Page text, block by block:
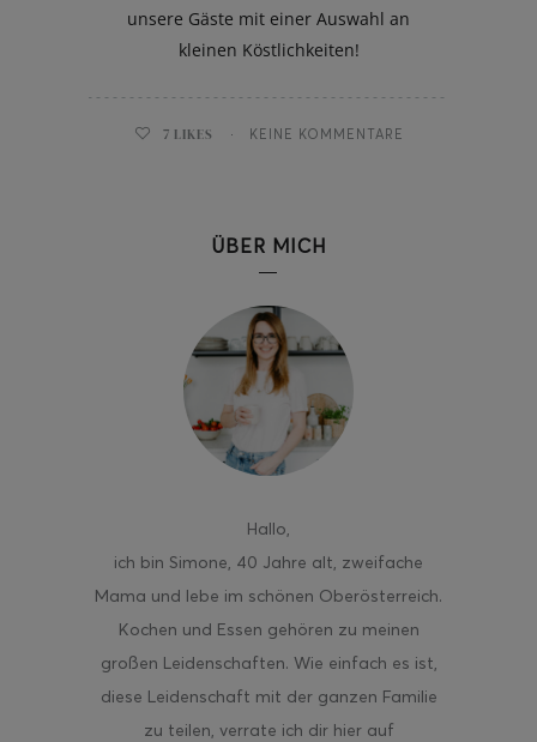
unsere Gäste mit einer Auswahl an
kleinen Köstlichkeiten!
7 LIKES KEINE KOMMENTARE
ÜBER MICH
Hallo,
ich bin Simone, 40 Jahre alt, zweifache
Mama und lebe im schönen Oberösterreich.
Kochen und Essen gehören zu meinen
großen Leidenschaften. Wie einfach es ist,
diese Leidenschaft mit der ganzen Familie
zu teilen, verrate ich dir hier auf